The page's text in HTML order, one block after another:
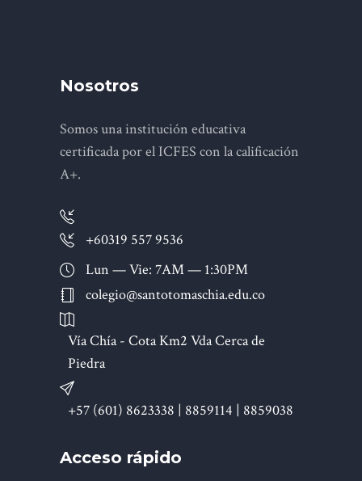
Nosotros
Somos una institución educativa
certificada por el ICFES con la calificación
A+.
+60319 557 9536
Lun — Vie: 7AM — 1:30PM
colegio@santotomaschia.edu.co
Vía Chía - Cota Km2 Vda Cerca de
Piedra
+57 (601) 8623338 | 8859114 | 8859038
Acceso rápido